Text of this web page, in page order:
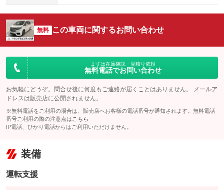
無料 この車両に関するお問い合わせ
まずは在庫確認・見積り依頼
無料電話でお問い合わせ
お気軽にどうぞ。問合せ後に何度もご連絡が届くことはありません。 メールア
ドレスは販売店に公開されません。
※無料電話をご利用の場合は、販売店へお客様の電話番号が通知されます。無料電話
番号ご利用の際の注意点は こちら
IP電話、ひかり電話からはご利用いただけません。
装備
運転支援